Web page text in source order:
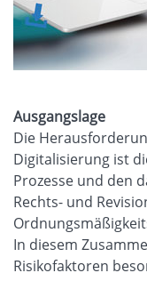
Ausgangslage
Die
Digitalisierung ist
Prozesse und den
Rechts- und
In diesem
Risikofaktoren